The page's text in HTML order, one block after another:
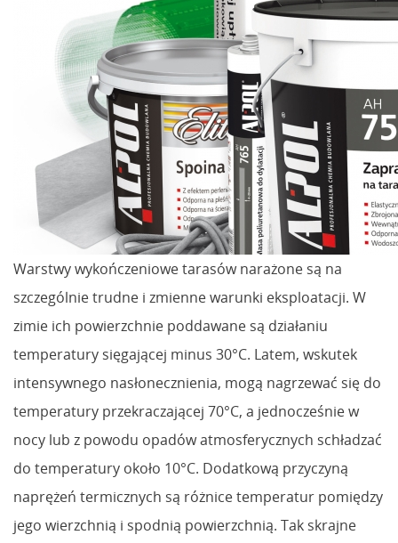
Warstwy wykończeniowe tarasów narażone są na
szczególnie trudne i zmienne warunki eksploatacji. W
zimie ich powierzchnie poddawane są działaniu
temperatury sięgającej minus 30°C. Latem, wskutek
intensywnego nasłonecznienia, mogą nagrzewać się do
temperatury przekraczającej 70°C, a jednocześnie w
nocy lub z powodu opadów atmosferycznych schładzać
do temperatury około 10°C. Dodatkową przyczyną
naprężeń termicznych są różnice temperatur pomiędzy
jego wierzchnią i spodnią powierzchnią. Tak skrajne